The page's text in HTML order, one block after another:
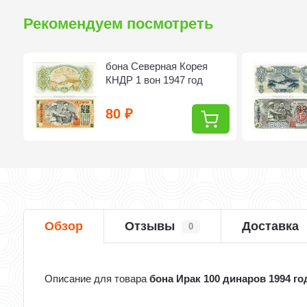
Рекомендуем посмотреть
бона Северная Корея
КНДР 1 вон 1947 год
80₽
Обзор Отзывы 0 Доставка
Описание для товарабона Ирак 100 динаров 1994